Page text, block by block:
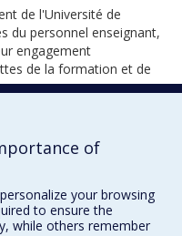
de l'Université de
du personnel enseignant,
engagement
de la formation et de
of
your browsing
to ensure the
while others remember